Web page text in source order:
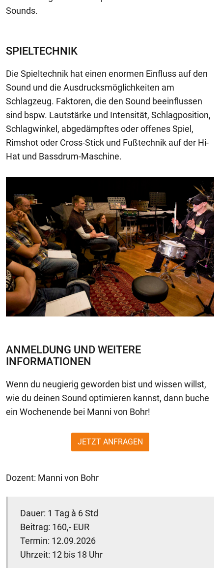
Sounds.
SPIELTECHNIK
Die Spieltechnik hat einen enormen Einfluss auf den
Sound und die Ausdrucksmöglichkeiten am
Schlagzeug. Faktoren, die den Sound beeinflussen
sind bspw. Lautstärke und Intensität, Schlagposition,
Schlagwinkel, abgedämpftes oder offenes Spiel,
Rimshot oder Cross-Stick und Fußtechnik auf der Hi-
Hat und Bassdrum-Maschine.
ANMELDUNG UND WEITERE
INFORMATIONEN
Wenn du neugierig geworden bist und wissen willst,
wie du deinen Sound optimieren kannst, dann buche
ein Wochenende bei Manni von Bohr!
JETZT ANFRAGEN
Dozent: Manni von Bohr
Dauer: 1 Tag à 6 Std
Beitrag: 160,- EUR
Termin: 12.09.2026
Uhrzeit: 12 bis 18 Uhr